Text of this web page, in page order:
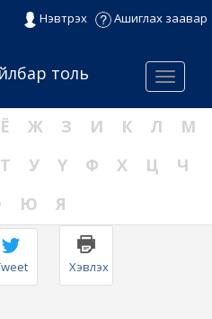
Нэвтрэх Ашиглах заавар
Menu
толь
Ё Ж З И К Л
М
Т У Ү Ф Х Ц
Ч
Ю Я
Хэвлэх